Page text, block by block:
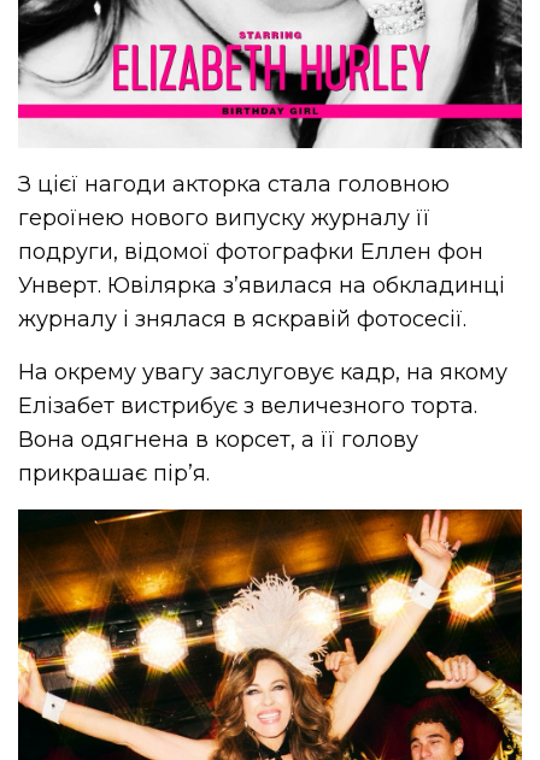
З цієї нагоди акторка стала головною
героїнею нового випуску журналу її
подруги, відомої фотографки Еллен фон
Унверт. Ювілярка з’явилася на обкладинці
журналу і знялася в яскравій фотосесії.
На окрему увагу заслуговує кадр, на якому
Елізабет вистрибує з величезного торта.
Вона одягнена в корсет, а її голову
прикрашає пір’я.